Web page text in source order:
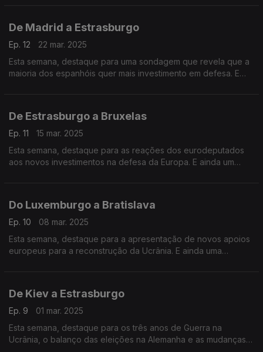
De Madrid a Estrasburgo
Ep. 12
22 mar. 2025
Esta semana, destaque para uma sondagem que revela que a
maioria dos espanhóis quer mais investimento em defesa. E
De Estrasburgo a Bruxelas
Ep. 11
15 mar. 2025
Esta semana, destaque para as reações dos eurodeputados
aos novos investimentos na defesa da Europa. E ainda um
Do Luxemburgo a Bratislava
Ep. 10
08 mar. 2025
Esta semana, destaque para a apresentação de novos apoios
europeus para a reconstrução da Ucrânia. E ainda uma
De Kiev a Estrasburgo
Ep. 9
01 mar. 2025
Esta semana, destaque para os três anos de Guerra na
Ucrânia, o balanço das eleições na Alemanha e as mudanças